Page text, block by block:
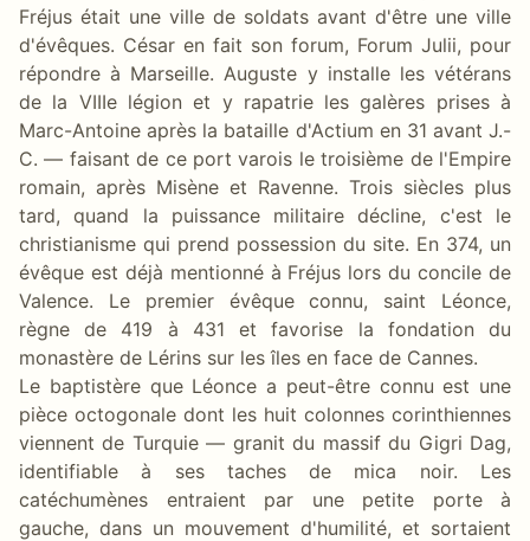
Fréjus était une ville de soldats avant d'être une ville
d'évêques. César en fait son forum, Forum Julii, pour
répondre à Marseille. Auguste y installe les vétérans
de la VIIIe légion et y rapatrie les galères prises à
Marc-Antoine après la bataille d'Actium en 31 avant J.-
C. — faisant de ce port varois le troisième de l'Empire
romain, après Misène et Ravenne. Trois siècles plus
tard, quand la puissance militaire décline, c'est le
christianisme qui prend possession du site. En 374, un
évêque est déjà mentionné à Fréjus lors du concile de
Valence. Le premier évêque connu, saint Léonce,
règne de 419 à 431 et favorise la fondation du
monastère de Lérins sur les îles en face de Cannes.
Le baptistère que Léonce a peut-être connu est une
pièce octogonale dont les huit colonnes corinthiennes
viennent de Turquie — granit du massif du Gigri Dag,
identifiable à ses taches de mica noir. Les
catéchumènes entraient par une petite porte à
gauche, dans un mouvement d'humilité, et sortaient